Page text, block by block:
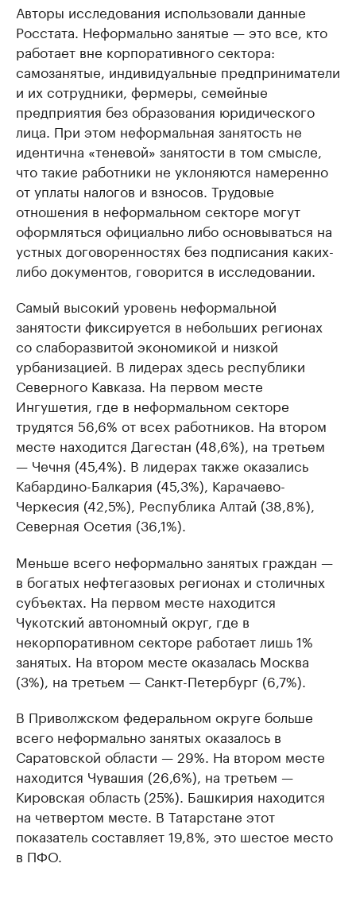
Авторы исследования использовали данные
Росстата. Неформально занятые — это все, кто
работает вне корпоративного сектора:
самозанятые, индивидуальные предприниматели
и их сотрудники, фермеры, семейные
предприятия без образования юридического
лица. При этом неформальная занятость не
идентична «теневой» занятости в том смысле,
что такие работники не уклоняются намеренно
от уплаты налогов и взносов. Трудовые
отношения в неформальном секторе могут
оформляться официально либо основываться на
устных договоренностях без подписания каких-
либо документов, говорится в исследовании.
Самый высокий уровень неформальной
занятости фиксируется в небольших регионах
со слаборазвитой экономикой и низкой
урбанизацией. В лидерах здесь республики
Северного Кавказа. На первом месте
Ингушетия, где в неформальном секторе
трудятся 56,6% от всех работников. На втором
месте находится Дагестан (48,6%), на третьем
— Чечня (45,4%). В лидерах также оказались
Кабардино-Балкария (45,3%), Карачаево-
Черкесия (42,5%), Республика Алтай (38,8%),
Северная Осетия (36,1%).
Меньше всего неформально занятых граждан —
в богатых нефтегазовых регионах и столичных
субъектах. На первом месте находится
Чукотский автономный округ, где в
некорпоративном секторе работает лишь 1%
занятых. На втором месте оказалась Москва
(3%), на третьем — Санкт-Петербург (6,7%).
В Приволжском федеральном округе больше
всего неформально занятых оказалось в
Саратовской области — 29%. На втором месте
находится Чувашия (26,6%), на третьем —
Кировская область (25%). Башкирия находится
на четвертом месте. В Татарстане этот
показатель составляет 19,8%, это шестое место
в ПФО.